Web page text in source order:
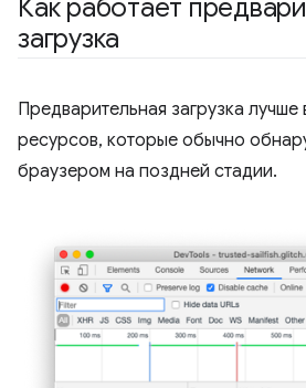
Как работает
загрузка
Предварительная загрузка
ресурсов, которые обычно
браузером на поздней стадии.